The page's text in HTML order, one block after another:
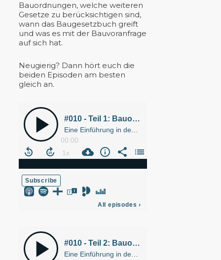
Bauordnungen, welche weiteren
Gesetze zu berücksichtigen sind,
wann das Baugesetzbuch greift
und was es mit der Bauvoranfrage
auf sich hat.
Neugierig? Dann hört euch die
beiden Episoden am besten
gleich an.